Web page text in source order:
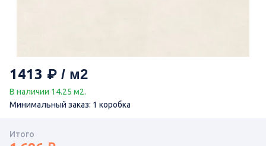
1413
В наличии 14.25 м2.
Минимальный заказ: 1 коробка
Итого